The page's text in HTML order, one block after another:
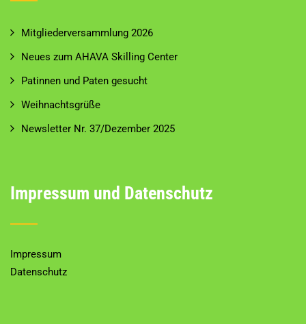
Mitgliederversammlung 2026
Neues zum AHAVA Skilling Center
Patinnen und Paten gesucht
Weihnachtsgrüße
Newsletter Nr. 37/Dezember 2025
Impressum und Datenschutz
Impressum
Datenschutz